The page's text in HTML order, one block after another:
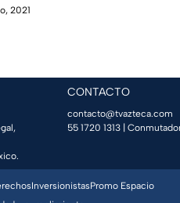
2021
CONTACTO
contacto@tvazteca.com
55 1720 1313 |
InversionistasPromo Espacio